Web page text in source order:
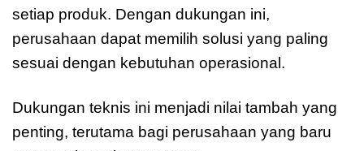
setiap produk. Dengan dukungan ini,
perusahaan dapat memilih solusi yang paling
sesuai dengan kebutuhan operasional.
Dukungan teknis ini menjadi nilai tambah yang
penting, terutama bagi perusahaan yang baru